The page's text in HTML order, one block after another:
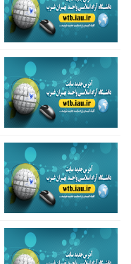
۰۶ اردیبهشت ۱۴۰۱
۰۶ اردیبهشت ۱۴۰۱
۰۶ اردیبهشت ۱۴۰۱